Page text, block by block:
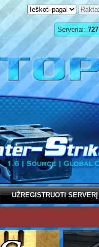
Serveriai: 727
UŽREGISTRUOTI SERVERĮ